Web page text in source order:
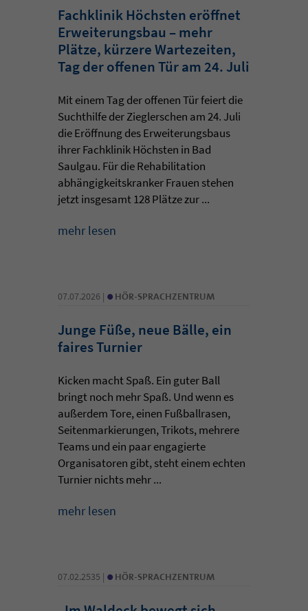
Fachklinik Höchsten eröffnet
Erweiterungsbau – mehr
Plätze, kürzere Wartezeiten,
Tag der offenen Tür am 24. Juli
Mit einem Tag der offenen Tür feiert die
Suchthilfe der Zieglerschen am 24. Juli
die Eröffnung des Erweiterungsbaus
ihrer Fachklinik Höchsten in Bad
Saulgau. Für die Rehabilitation
abhängigkeitskranker Frauen stehen
jetzt insgesamt 128 Plätze zur ...
mehr lesen
07.07.2026 | • HÖR-SPRACHZENTRUM
Junge Füße, neue Bälle, ein
faires Turnier
Kicken macht Spaß. Ein guter Ball
bringt noch mehr Spaß. Und wenn es
außerdem Tore, einen Fußballrasen,
Seitenmarkierungen, Trikots, mehrere
Teams und ein paar engagierte
Organisatoren gibt, steht einem echten
Turnier nichts mehr ...
mehr lesen
07.02.2535 | • HÖR-SPRACHZENTRUM